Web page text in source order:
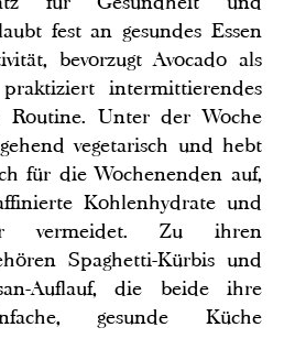
fest an gesundes Essen
bevorzugt Avocado als
intermittierendes
Routine. Unter der Woche
vegetarisch und hebt
für die Wochenenden auf,
Kohlenhydrate und
vermeidet. Zu ihren
Spaghetti-Kürbis und
Auflauf, die beide ihre
gesunde Küche